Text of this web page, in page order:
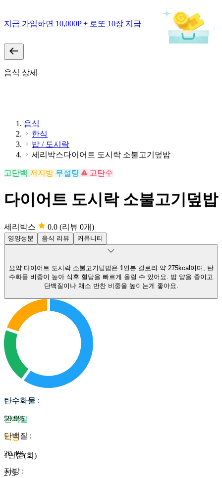
지금 가입하면 10,000P + 로또 10장 지급
음식 상세
음식
한식
밥 / 도시락
세리박스다이어트 도시락 소불고기덮밥
고단백 저지방 무설탕 고탄수
다이어트 도시락 소불고기덮밥
세리박스 0.0 (리뷰 0개)
영양성분 음식 리뷰 커뮤니티
요약 다이어트 도시락 소불고기덮밥은 1인분 칼로리 약 275kcal이며, 탄
수화물 비중이 높아 식후 혈당을 빠르게 올릴 수 있어요. 밥 양을 줄이고
단백질이나 채소 반찬 비중을 높이는게 좋아요.
탄수화물
단백질
지방
1인분(회)
275
탄수화물 :
59.9%
단백질 :
20.4%
지방 :